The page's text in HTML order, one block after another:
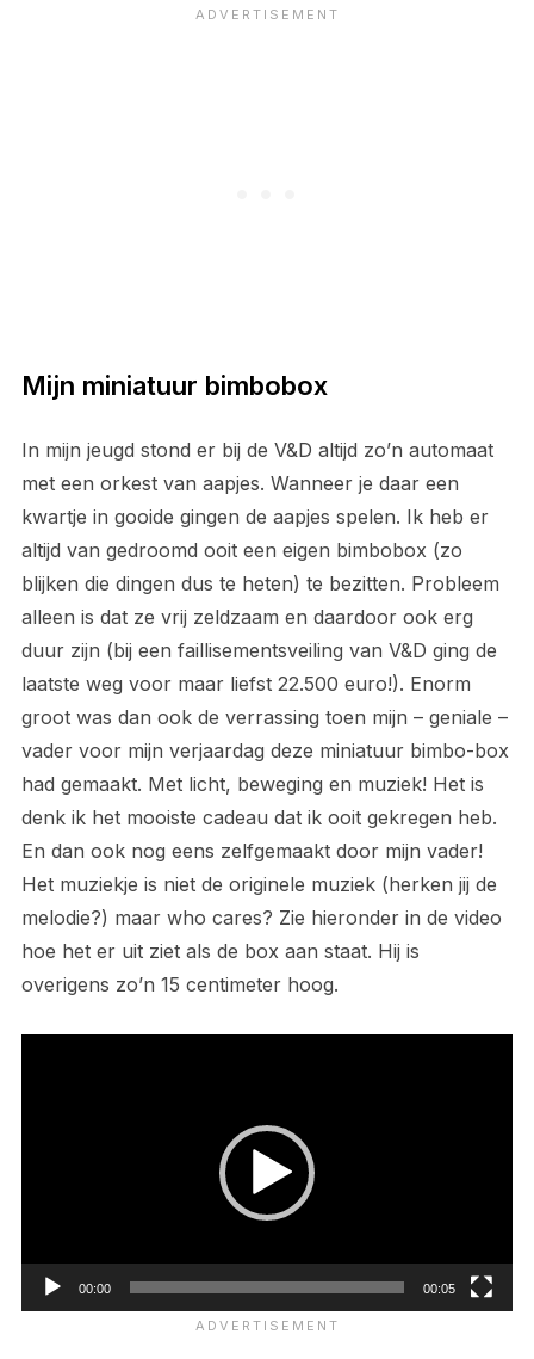
Mijn miniatuur bimbobox
In mijn jeugd stond er bij de V&D altijd zo’n automaat
met een orkest van aapjes. Wanneer je daar een
kwartje in gooide gingen de aapjes spelen. Ik heb er
altijd van gedroomd ooit een eigen bimbobox (zo
blijken die dingen dus te heten) te bezitten. Probleem
alleen is dat ze vrij zeldzaam en daardoor ook erg
duur zijn (bij een faillisementsveiling van V&D ging de
laatste weg voor maar liefst 22.500 euro!). Enorm
groot was dan ook de verrassing toen mijn – geniale –
vader voor mijn verjaardag deze miniatuur bimbo-box
had gemaakt. Met licht, beweging en muziek! Het is
denk ik het mooiste cadeau dat ik ooit gekregen heb.
En dan ook nog eens zelfgemaakt door mijn vader!
Het muziekje is niet de originele muziek (herken jij de
melodie?) maar who cares? Zie hieronder in de video
hoe het er uit ziet als de box aan staat. Hij is
overigens zo’n 15 centimeter hoog.
00:00 00:05